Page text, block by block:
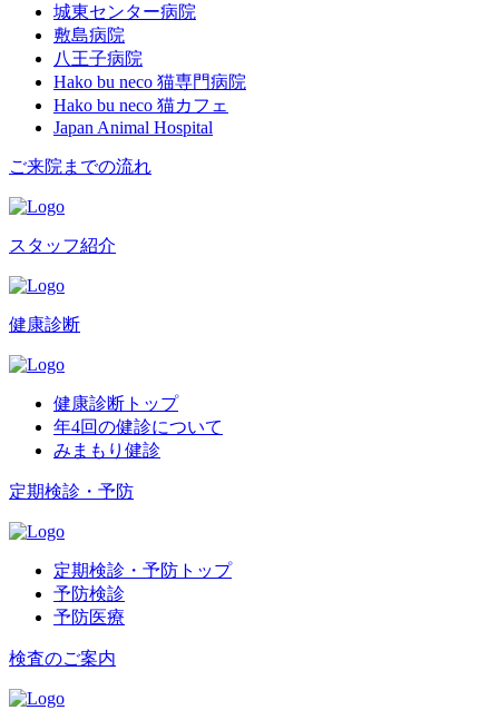
城東センター病院
敷島病院
八王子病院
Hako bu neco 猫専門病院
Hako bu neco 猫カフェ
Japan Animal Hospital
ご来院までの流れ
スタッフ紹介
健康診断
健康診断トップ
年4回の健診について
みまもり健診
定期検診・予防
定期検診・予防トップ
予防検診
予防医療
検査のご案内